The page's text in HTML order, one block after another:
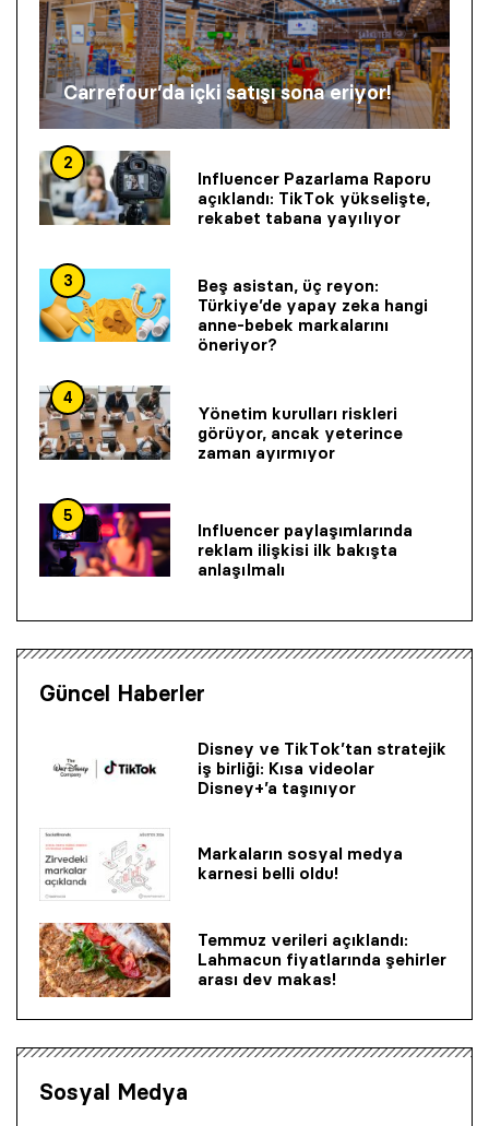
Carrefour’da içki satışı sona eriyor!
2
Influencer Pazarlama Raporu
açıklandı: TikTok yükselişte,
rekabet tabana yayılıyor
3
Beş asistan, üç reyon:
Türkiye’de yapay zeka hangi
anne-bebek markalarını
öneriyor?
4
Yönetim kurulları riskleri
görüyor, ancak yeterince
zaman ayırmıyor
5
Influencer paylaşımlarında
reklam ilişkisi ilk bakışta
anlaşılmalı
Güncel Haberler
Disney ve TikTok’tan stratejik
iş birliği: Kısa videolar
Disney+’a taşınıyor
Markaların sosyal medya
karnesi belli oldu!
Temmuz verileri açıklandı:
Lahmacun fiyatlarında şehirler
arası dev makas!
Sosyal Medya